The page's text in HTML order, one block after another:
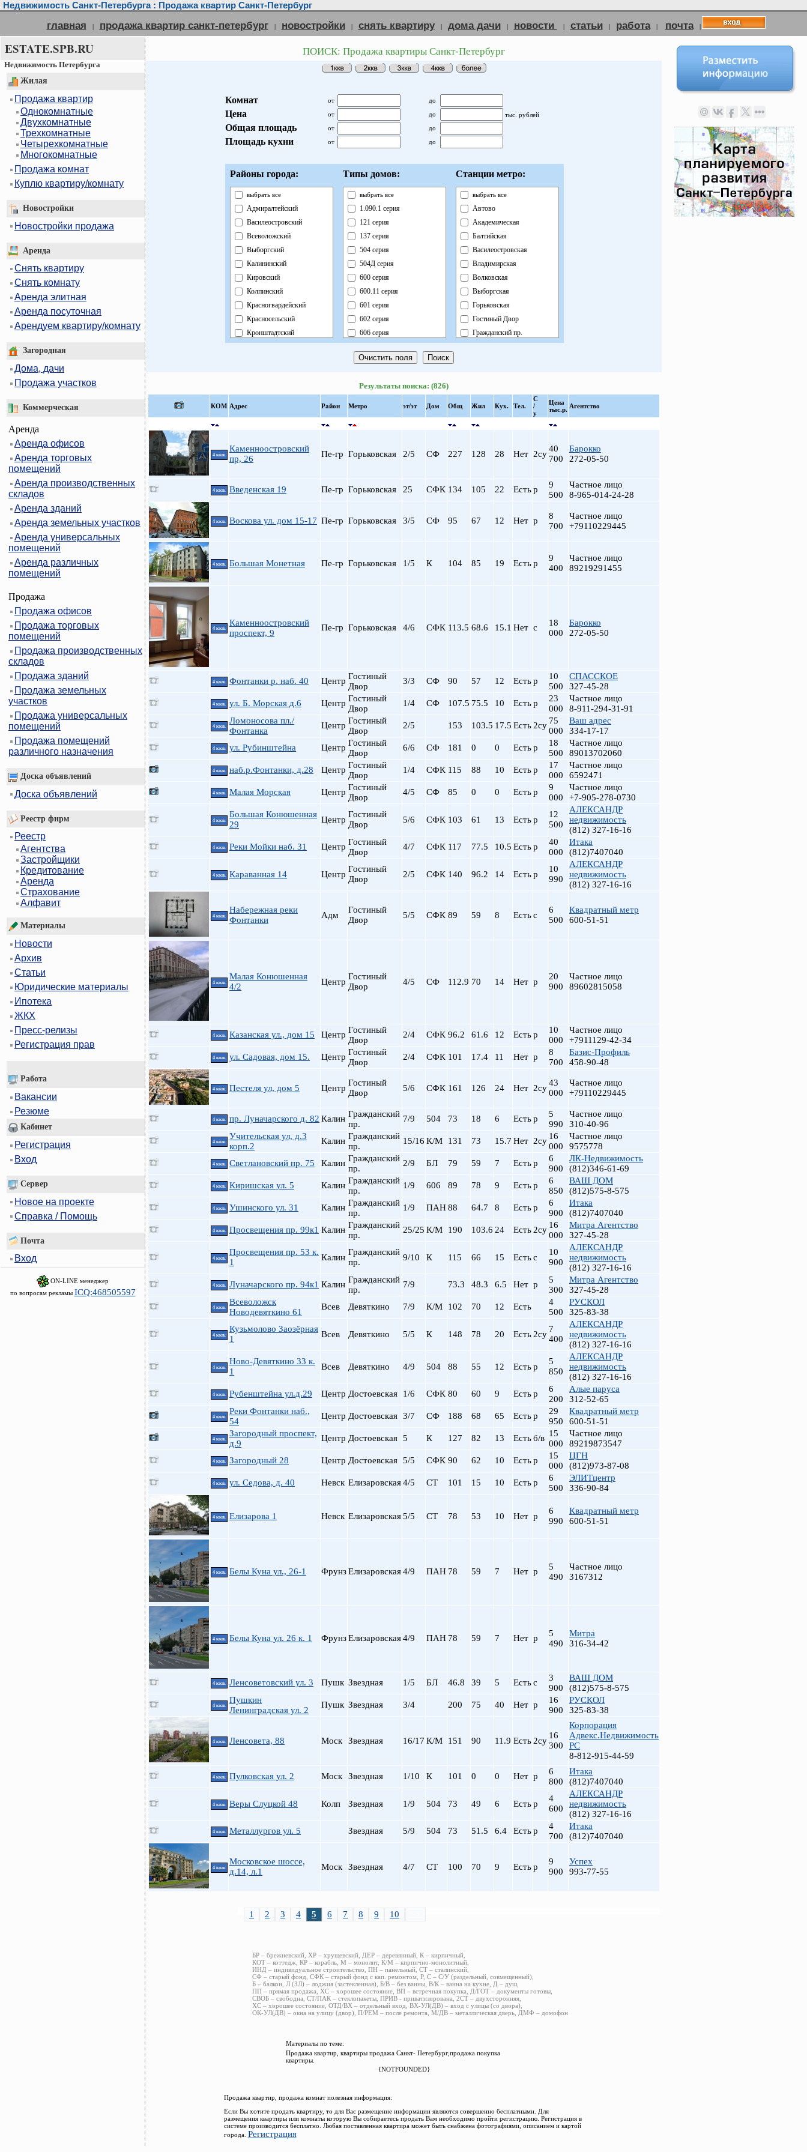
Недвижимость Санкт-Петербурга : Продажа квартир Санкт-Петербург
главная | продажа квартир санкт-петербург | новостройки | снять квартиру | дома дачи | новости | статьи | работа | почта |
ESTATE.SPB.RU
Недвижимость Петербурга
Жилая
Продажа квартир
Однокомнатные
Двухкомнатные
Трехкомнатные
Четырехкомнатные
Многокомнатные
Продажа комнат
Куплю квартиру/комнату
Новостройки
Новостройки продажа
Аренда
Снять квартиру
Снять комнату
Аренда элитная
Аренда посуточная
Арендуем квартиру/комнату
Загородная
Дома, дачи
Продажа участков
Коммерческая
Аренда
Аренда офисов
Аренда торговых
помещений
Аренда производственных
складов
Аренда зданий
Аренда земельных участков
Аренда универсальных
помещений
Аренда различных
помещений
Продажа
Продажа офисов
Продажа торговых
помещений
Продажа производственных
складов
Продажа зданий
Продажа земельных
участков
Продажа универсальных
помещений
Продажа помещений
различного назначения
Доска объявлений
Доска объявлений
Реестр фирм
Реестр
Агентства
Застройщики
Кредитование
Аренда
Страхование
Алфавит
Материалы
Новости
Архив
Статьи
Юридические материалы
Ипотека
ЖКХ
Пресс-релизы
Регистрация прав
Работа
Вакансии
Резюме
Кабинет
Регистрация
Вход
Сервер
Новое на проекте
Справка / Помощь
Почта
Вход
ON-LINE менеджер
по вопросам рекламы ICQ:468505597
ПОИСК: Продажа квартиры Санкт-Петербург
Комнат от до
Цена от до тыс. рублей
Общая площадь от до
Площадь кухни от до
Районы города:
выбрать все
Адмиралтейский
Василеостровский
Всеволожский
Выборгский
Калининский
Кировский
Колпинский
Красногвардейский
Красносельский
Кронштадтский
Петроградский
Пушкинский
Центральный
Типы домов:
выбрать все
1.090.1 серия
121 серия
137 серия
504 серия
504Д серия
600 серия
600.11 серия
601 серия
602 серия
606 серия
Брежневка
Индивидуальный
Кирпично-Монолитный
Кирпичный
Монолит
Новый Блочный
Ст.Фонд Кап.Рем.
Хрущевка
Станции метро:
выбрать все
Автово
Академическая
Балтийская
Василеостровская
Владимирская
Волковская
Выборгская
Горьковская
Гостиный Двор
Гражданский пр.
Звенигородская
Кировский завод
Купчино
Ленинский пр.
Ломоносовская
Московские ворота
Обводный Канал
Парнас
Пионерская
пл. Ленина
Политехническая
пр. Большевиков
пр. Просвещения
Пролетарская
Рыбацкое
Спортивная
Фрунзенская
Электросила
Результаты поиска: (826)
КOМ Адрес Район Метро эт/эт Дом Общ Жил Кух. Тел.
С
/
у
Цена
тыс.р. Агентство
4 ккв.
Каменноостровский
пр, 26
Пе-гр Горьковская 2/5 СФ 227 128 28 Нет 2су
40
700
Барокко
272-05-50
4 ккв. Введенская 19 Пе-гр Горьковская 25 СФК 134 105 22 Естьр
9
500
Частное лицо
8-965-014-24-28
4 ккв. Воскова ул. дом 15-17 Пе-гр Горьковская 3/5 СФ 95 67 12 Нет р
8
700
Частное лицо
+79110229445
4 ккв. Большая Монетная Пе-гр Горьковская 1/5 К 104 85 19 Естьр
9
400
Частное лицо
89219291455
4 ккв.
Каменноостровский
проспект, 9
Пе-гр Горьковская 4/6 СФК 113.5 68.6 15.1 Нет с
18
000
Барокко
272-05-50
4 ккв. Фонтанки р. наб. 40 Центр Гостиный
Двор
3/3 СФ 90 57 12 Естьр
10
500
СПАССКОЕ
327-45-28
4 ккв. ул. Б. Морская д.6 Центр Гостиный
Двор
1/4 СФ 107.5 75.5 10 Естьр
23
000
Частное лицо
8-911-294-31-91
4 ккв.
Ломоносова пл./
Фонтанка
Центр Гостиный
Двор
2/5 153 103.5 17.5 Есть 2су 75
000
Ваш адрес
334-17-17
4 ккв. ул. Рубинштейна Центр Гостиный
Двор
6/6 СФ 181 0 0 Естьр
18
500
Частное лицо
89013702060
4 ккв. наб.р.Фонтанки, д.28 Центр Гостиный
Двор
1/4 СФК 115 88 10 Естьр
17
000
Частное лицо
6592471
4 ккв. Малая Морская Центр Гостиный
Двор
4/5 СФ 85 0 0 Естьр
9
000
Частное лицо
+7-905-278-0730
4 ккв.
Большая Конюшенная
29
Центр
Гостиный
Двор
5/6 СФК 103 61 13 Естьр
12
500
АЛЕКСАНДР
недвижимость
(812) 327-16-16
4 ккв. Реки Мойки наб. 31 Центр Гостиный
Двор
4/7 СФК 117 77.5 10.5 Естьр
40
000
Итака
(812)7407040
4 ккв. Караванная 14 Центр
Гостиный
Двор
2/5 СФК 140 96.2 14 Естьр
10
990
АЛЕКСАНДР
недвижимость
(812) 327-16-16
4 ккв.
Набережная реки
Фонтанки
Адм
Гостиный
Двор
5/5 СФК 89 59 8 Естьс
6
500
Квадратный метр
600-51-51
4 ккв.
Малая Конюшенная
4/2
Центр
Гостиный
Двор
4/5 СФ 112.9 70 14 Нет р
20
900
Частное лицо
89602815058
4 ккв. Казанская ул., дом 15 Центр Гостиный
Двор
2/4 СФК 96.2 61.6 12 Естьр
10
000
Частное лицо
+7911129-42-34
4 ккв. ул. Садовая, дом 15. Центр Гостиный
Двор
2/4 СФК 101 17.4 11 Нет р
8
700
Базис-Профиль
458-90-48
4 ккв. Пестеля ул, дом 5 Центр
Гостиный
Двор
5/6 СФК 161 126 24 Нет 2су
43
000
Частное лицо
+79110229445
4 ккв. пр. Луначарского д. 82 Калин Гражданский
пр.
7/9 504 73 18 6 Естьр
5
990
Частное лицо
310-40-96
4 ккв.
Учительская ул, д.3
корп.2
Калин Гражданский
пр.
15/16 К/М 131 73 15.7 Нет 2су 16
000
Частное лицо
9575778
4 ккв. Светлановский пр. 75 Калин Гражданский
пр.
2/9 БЛ 79 59 7 Естьр
6
900
ЛК-Недвижимость
(812)346-61-69
4 ккв. Киришская ул. 5 Калин Гражданский
пр.
1/9 606 89 78 9 Естьр
6
850
ВАШ ДОМ
(812)575-8-575
4 ккв. Ушинского ул. 31 Калин Гражданский
пр.
1/9 ПАН88 64.7 8 Естьр
6
900
Итака
(812)7407040
4 ккв. Просвещения пр. 99к1 Калин Гражданский
пр.
25/25 К/М 190 103.6 24 Есть 2су 16
000
Митра Агентство
327-45-28
4 ккв.
Просвещения пр. 53 к.
1
Калин
Гражданский
пр.
9/10 К 115 66 15 Естьс
10
900
АЛЕКСАНДР
недвижимость
(812) 327-16-16
4 ккв. Луначарского пр. 94к1 Калин Гражданский
пр.
7/9 73.3 48.3 6.5 Нет р
5
300
Митра Агентство
327-45-28
4 ккв.
Всеволожск
Новодевяткино 61
Всев Девяткино 7/9 К/М 102 70 12 Есть
4
500
РУСКОЛ
325-83-38
4 ккв.
Кузьмолово Заозёрная
1
Всев Девяткино 5/5 К 148 78 20 Есть 2су
7
400
АЛЕКСАНДР
недвижимость
(812) 327-16-16
4 ккв.
Ново-Девяткино 33 к.
1
Всев Девяткино 4/9 504 88 55 12 Естьр
5
850
АЛЕКСАНДР
недвижимость
(812) 327-16-16
4 ккв. Рубенштейна ул.д.29 Центр Достоевская 1/6 СФК 80 60 9 Естьр
6
200
Алые паруса
312-52-65
4 ккв.
Реки Фонтанки наб.,
54
Центр Достоевская 3/7 СФ 188 68 65 Естьр
29
950
Квадратный метр
600-51-51
4 ккв.
Загородный проспект,
д.9
Центр Достоевская 5 К 127 82 13 Естьб/в 15
000
Частное лицо
89219873547
4 ккв. Загородный 28 Центр Достоевская 5/5 СФК 90 62 10 Естьр
15
000
ЦГН
(812)973-87-08
4 ккв. ул. Седова, д. 40 Невск Елизаровская4/5 СТ 101 15 10 Естьр
6
500
ЭЛИТцентр
336-90-84
4 ккв. Елизарова 1 Невск Елизаровская5/5 СТ 78 53 10 Нет р
6
990
Квадратный метр
600-51-51
4 ккв. Белы Куна ул., 26-1 ФрунзЕлизаровская4/9 ПАН 78 59 7 Нет р
5
490
Частное лицо
3167312
4 ккв. Белы Куна ул. 26 к. 1 ФрунзЕлизаровская4/9 ПАН 78 59 7 Нет р
5
490
Митра
316-34-42
4 ккв. Ленсоветовский ул. 3 Пушк Звездная 1/5 БЛ 46.8 39 5 Естьс
3
900
ВАШ ДОМ
(812)575-8-575
4 ккв.
Пушкин
Ленинградская ул. 2
Пушк Звездная 3/4 200 75 40 Нет р
16
900
РУСКОЛ
325-83-38
4 ккв. Ленсовета, 88 Моск Звездная 16/17 К/М 151 90 11.9 Есть 2су
16
300
Корпорация
Адвекс.Недвижимость
РС
8-812-915-44-59
4 ккв. Пулковская ул. 2 Моск Звездная 1/10 К 101 0 0 Нет р
6
800
Итака
(812)7407040
4 ккв. Веры Слуцкой 48 Колп Звездная 1/9 504 73 49 6 Естьр
4
600
АЛЕКСАНДР
недвижимость
(812) 327-16-16
4 ккв. Металлургов ул. 5 Звездная 5/9 504 73 51.5 6.4 Естьр
4
700
Итака
(812)7407040
4 ккв.
Московское шоссе,
д.14, л.1
Моск Звездная 4/7 СТ 100 70 9 Естьр
9
900
Успех
993-77-55
1 2 3 4 5 6 7 8 9 10
БР – брежневский, ХР – хрущевский, ДЕР – деревянный, К – кирпичный,
КОТ – коттедж, КР – корабль, М – монолит, К/М – кирпично-монолитный,
ИНД – индивидуальное строительство, ПН – панельный, СТ – сталинский,
СФ – старый фонд, СФК – старый фонд с кап. ремонтом, Р, С – С/У (раздельный, совмещенный),
Б – балкон, Л (ЗЛ) – лоджия (застекленная), Б/В – без ванны, В/К – ванна на кухне, Д – душ,
ПП – прямая продажа, ХС – хорошее состояние, ВП – встречная покупка, Д/ГОТ – документы готовы,
СВОБ – свободна, СТ/ПАК – стеклопакеты, ПРИВ - приватизирована, 2СТ – двухсторонняя,
ХС – хорошее состояние, ОТД/ВХ – отдельный вход, ВХ-УЛ(ДВ) – вход с улицы (со двора),
ОК-УЛ(ДВ) – окна на улицу (двор), П/РЕМ – после ремонта, М/ДВ – металлическая дверь, ДМФ – домофон
Материалы по теме:
Продажа квартир, квартиры продажа Санкт- Петербург,продажа покупка
квартиры.
{NOTFOUNDED}
Продажа квартир, продажа комнат полезная информация:
Если Вы хотите продать квартиру, то для Вас размещение информации являются совершенно бесплатными. Для
размещения квартиры или комнаты которую Вы собираетесь продать Вам необходимо пройти регистрацию. Регистрация в
системе производится бесплатно. Любая поставленная квартира может быть снабжена фотографиями, описанием и картой
города. Регистрация